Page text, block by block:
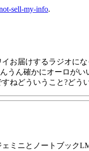
sell-my-info.
お届けするラジオに
うん確かにオーロが
ねどういうこと?どう
ミニとノートブック